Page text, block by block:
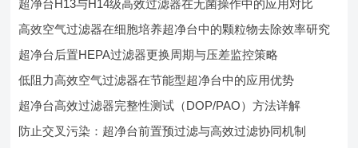
超净台H13与H14级高效过滤器在无菌操作中的应用对比
高效空气过滤器在细胞培养超净台中的颗粒物去除效率研究
超净台后置HEPA过滤器更换周期与压差监控策略
低阻力高效空气过滤器在节能型超净台中的应用优势
超净台高效过滤器完整性测试（DOP/PAO）方法详解
防止交叉污染：超净台前置预过滤与高效过滤协同机制